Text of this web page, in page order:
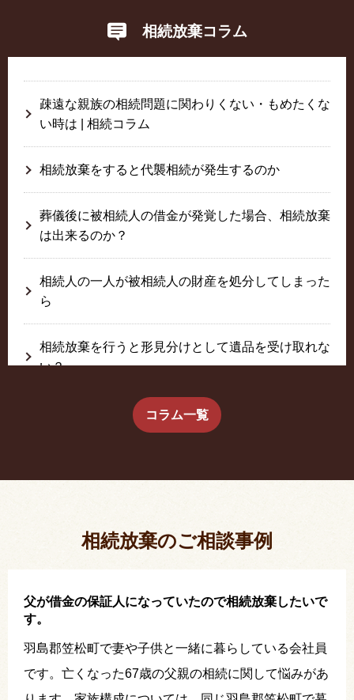
相続放棄コラム
疎遠な親族の相続問題に関わりくない・もめたくな
い時は | 相続コラム
相続放棄をすると代襲相続が発生するのか
葬儀後に被相続人の借金が発覚した場合、相続放棄
は出来るのか？
相続人の一人が被相続人の財産を処分してしまった
ら
相続放棄を行うと形見分けとして遺品を受け取れな
い？
生前に相続放棄すると約束した念書は有効か？
コラム一覧
相続放棄のご相談事例
父が借金の保証人になっていたので相続放棄したいで
す。
羽島郡笠松町で妻や子供と一緒に暮らしている会社員
です。亡くなった67歳の父親の相続に関して悩みがあ